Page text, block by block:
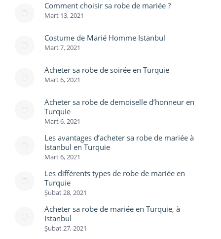
Comment choisir sa robe de mariée ?
Mart 13, 2021
Costume de Marié Homme Istanbul
Mart 7, 2021
Acheter sa robe de soirée en Turquie
Mart 6, 2021
Acheter sa robe de demoiselle d’honneur en
Turquie
Mart 6, 2021
Les avantages d’acheter sa robe de mariée à
Istanbul en Turquie
Mart 6, 2021
Les différents types de robe de mariée en
Turquie
Şubat 28, 2021
Acheter sa robe de mariée en Turquie, à
Istanbul
Şubat 27, 2021